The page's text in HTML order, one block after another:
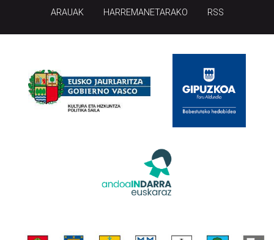
ARAUAK HARREMANETARAKO RSS